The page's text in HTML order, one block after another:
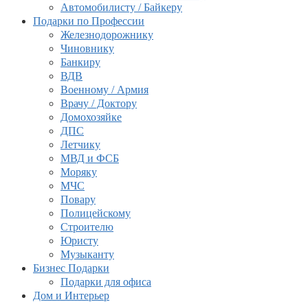
Автомобилисту / Байкеру
Подарки по Профессии
Железнодорожнику
Чиновнику
Банкиру
ВДВ
Военному / Армия
Врачу / Доктору
Домохозяйке
ДПС
Летчику
МВД и ФСБ
Моряку
МЧС
Повару
Полицейскому
Строителю
Юристу
Музыканту
Бизнес Подарки
Подарки для офиса
Дом и Интерьер